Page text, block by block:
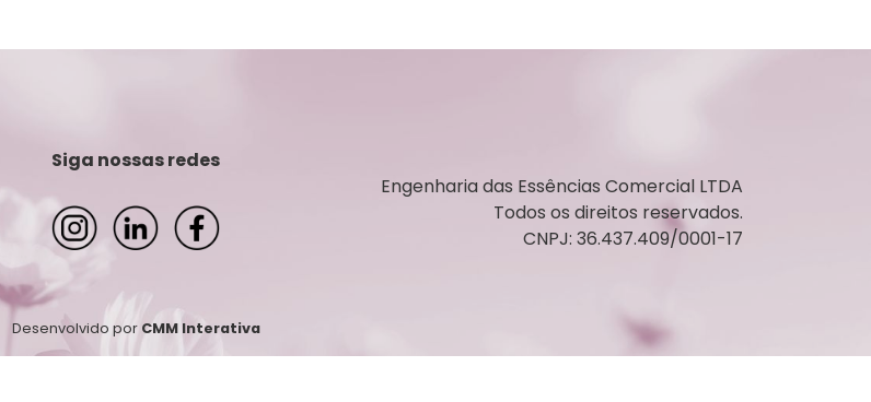
Siga nossas redes
Engenharia das Essências Comercial LTDA
Todos os direitos reservados.
CNPJ: 36.437.409/0001-17
Desenvolvido por CMM Interativa